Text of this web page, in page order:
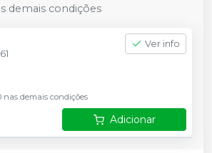
demais condições
Ver info
nas demais condições
Adicionar